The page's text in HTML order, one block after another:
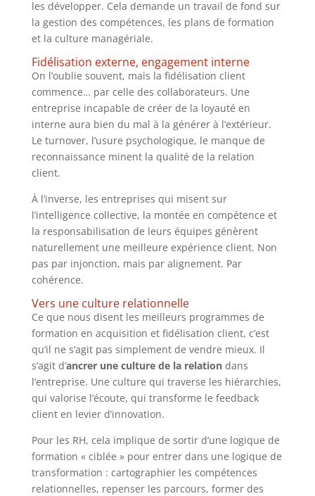
les développer. Cela demande un travail de fond sur
la gestion des compétences, les plans de formation
et la culture managériale.
Fidélisation externe, engagement interne
On l’oublie souvent, mais la fidélisation client
commence… par celle des collaborateurs. Une
entreprise incapable de créer de la loyauté en
interne aura bien du mal à la générer à l’extérieur.
Le turnover, l’usure psychologique, le manque de
reconnaissance minent la qualité de la relation
client.
À l’inverse, les entreprises qui misent sur
l’intelligence collective, la montée en compétence et
la responsabilisation de leurs équipes génèrent
naturellement une meilleure expérience client. Non
pas par injonction, mais par alignement. Par
cohérence.
Vers une culture relationnelle
Ce que nous disent les meilleurs programmes de
formation en acquisition et fidélisation client, c’est
qu’il ne s’agit pas simplement de vendre mieux. Il
s’agit d’ancrer une culture de la relationdans
l’entreprise. Une culture qui traverse les hiérarchies,
qui valorise l’écoute, qui transforme le feedback
client en levier d’innovation.
Pour les RH, cela implique de sortir d’une logique de
formation « ciblée » pour entrer dans une logique de
transformation : cartographier les compétences
relationnelles, repenser les parcours, former des